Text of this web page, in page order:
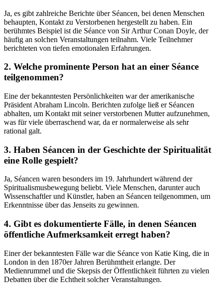
Ja, es gibt zahlreiche Berichte über Séancen, bei denen Menschen
behaupten, Kontakt zu Verstorbenen hergestellt zu haben. Ein
berühmtes Beispiel ist die Séance von Sir Arthur Conan Doyle, der
häufig an solchen Veranstaltungen teilnahm. Viele Teilnehmer
berichteten von tiefen emotionalen Erfahrungen.
2. Welche prominente Person hat an einer Séance
teilgenommen?
Eine der bekanntesten Persönlichkeiten war der amerikanische
Präsident Abraham Lincoln. Berichten zufolge ließ er Séancen
abhalten, um Kontakt mit seiner verstorbenen Mutter aufzunehmen,
was für viele überraschend war, da er normalerweise als sehr
rational galt.
3. Haben Séancen in der Geschichte der Spiritualität
eine Rolle gespielt?
Ja, Séancen waren besonders im 19. Jahrhundert während der
Spiritualismusbewegung beliebt. Viele Menschen, darunter auch
Wissenschaftler und Künstler, haben an Séancen teilgenommen, um
Erkenntnisse über das Jenseits zu gewinnen.
4. Gibt es dokumentierte Fälle, in denen Séancen
öffentliche Aufmerksamkeit erregt haben?
Einer der bekanntesten Fälle war die Séance von Katie King, die in
London in den 1870er Jahren Berühmtheit erlangte. Der
Medienrummel und die Skepsis der Öffentlichkeit führten zu vielen
Debatten über die Echtheit solcher Veranstaltungen.